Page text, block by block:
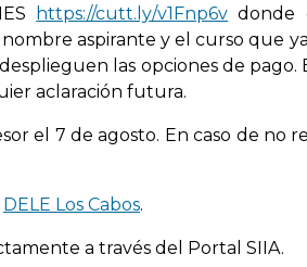
https://cutt.ly/v1Fnp6v donde
aspirante y el curso que
las opciones de pago.
aclaración futura.
el 7 de agosto. En caso de no
DELE Los Cabos.
a través del Portal SIIA.